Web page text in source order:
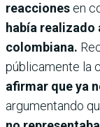
reacciones en
había
colombiana.
públicamente la
afirmar que ya
argumentando